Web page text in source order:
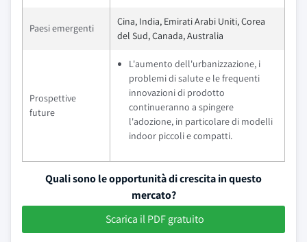
Paesi emergenti
Cina, India, Emirati Arabi Uniti, Corea
del Sud, Canada, Australia
Prospettive
future
L'aumento dell'urbanizzazione, i
problemi di salute e le frequenti
innovazioni di prodotto
continueranno a spingere
l'adozione, in particolare di modelli
indoor piccoli e compatti.
Quali sono le opportunità di crescita in questo
mercato?
Scarica il PDF gratuito